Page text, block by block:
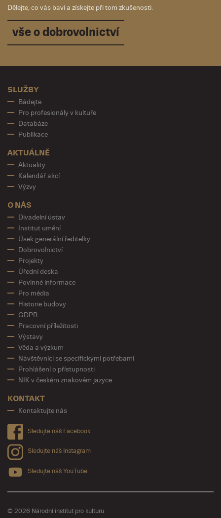
Dělejte, co vás baví a získejte při tom zkušenosti.
vše o dobrovolnictví
SLUŽBY
Bádejte
Pro profesionály v kultuře
Databáze
Publikace
AKTUÁLNĚ
Aktuality
Kalendář akcí
Výzvy
O NÁS
Divadelní ústav
Institut umění
Úsek generální ředitelky
Dobrovolnictví
Projekty
Úřední deska
Povinné informace
Pro média
Historie budovy
GDPR
Pracovní příležitosti
Výstavy
Věda a výzkum
Návštěvníci se specifickými potřebami
Prohlášení o přístupnosti
NIK v českém znakovém jazyce
KONTAKT
Kontaktujte nás
Sledujte náš Facebook
Sledujte náš Instagram
Sledujte náš YouTube
© 2026 Národní institut pro kulturu